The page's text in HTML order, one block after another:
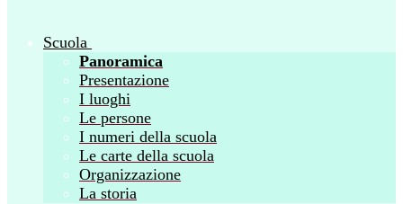
Scuola
Panoramica
Presentazione
I luoghi
Le persone
I numeri della scuola
Le carte della scuola
Organizzazione
La storia